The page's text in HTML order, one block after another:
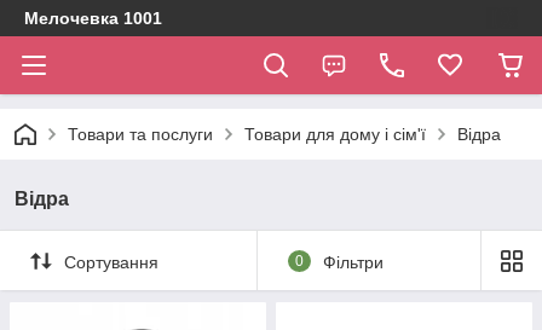
Мелочевка 1001
Товари та послуги Товари для дому і сім'ї Відра
Відра
Сортування 0 Фільтри